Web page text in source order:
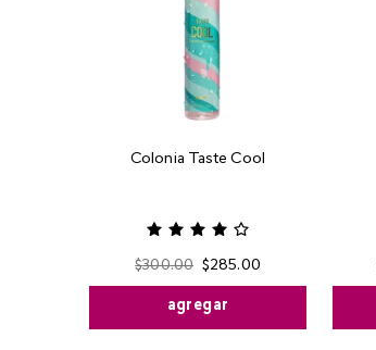
Colonia Taste Cool
$300.00 $285.00
agregar